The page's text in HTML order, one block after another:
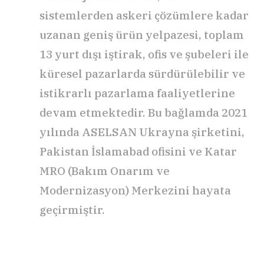
sistemlerden askeri çözümlere kadar
uzanan geniş ürün yelpazesi, toplam
13 yurt dışı iştirak, ofis ve şubeleri ile
küresel pazarlarda sürdürülebilir ve
istikrarlı pazarlama faaliyetlerine
devam etmektedir. Bu bağlamda 2021
yılında ASELSAN Ukrayna şirketini,
Pakistan İslamabad ofisini ve Katar
MRO (Bakım Onarım ve
Modernizasyon) Merkezini hayata
geçirmiştir.